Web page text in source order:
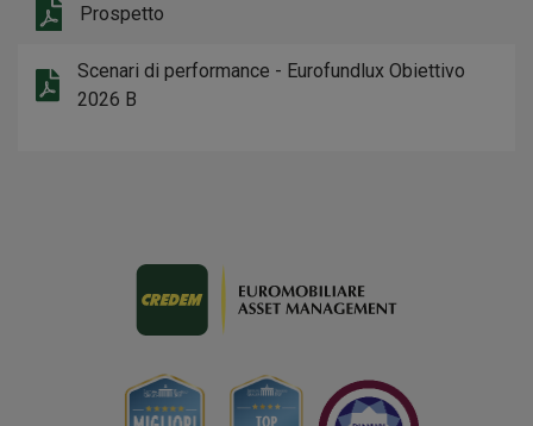
Prospetto
Scenari di performance - Eurofundlux Obiettivo
2026 B